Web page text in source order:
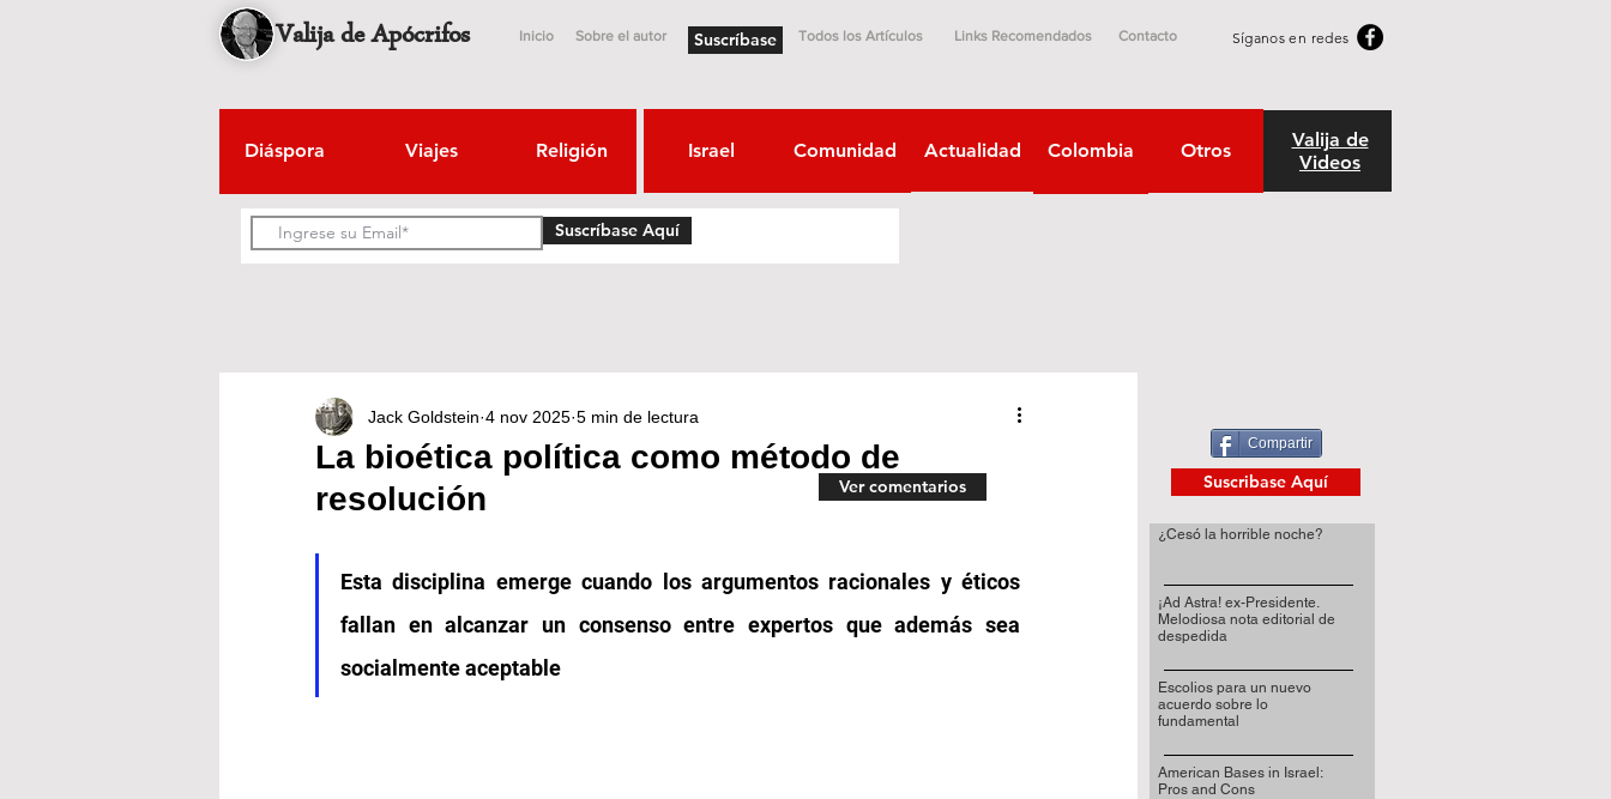
Valija de Apócrifos Inicio Sobre el autor Suscríbase Todos los Artículos Links Recomendados Contacto Síganos en redes
Diáspora Viajes Religión Israel Comunidad Actualidad Colombia Otros
Valija de
Videos
Suscríbase Aquí
La bioética política como método de
resolución
Jack Goldstein 4 nov 2025 5 min de lectura
Esta disciplina emerge cuando los argumentos racionales y éticos
fallan en alcanzar un consenso entre expertos que además sea
socialmente aceptable
Ver comentarios
Compartir
Suscribase Aquí
¿Cesó la horrible noche?
¡Ad Astra! ex-Presidente.
Melodiosa nota editorial de
despedida
Escolios para un nuevo
acuerdo sobre lo
fundamental
American Bases in Israel:
Pros and Cons